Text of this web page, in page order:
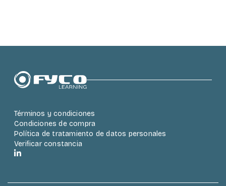
Bloques
Términos y condiciones
Condiciones de compra
Política de tratamiento de datos personales
Verificar constancia